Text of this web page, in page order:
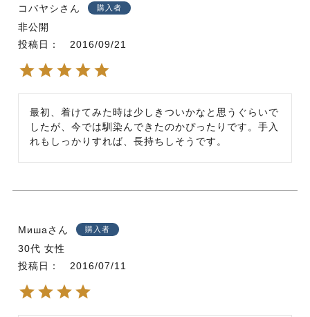
コバヤシ 購入者
非公開
投稿日
2016/09/21
最初、着けてみた時は少しきついかなと思うぐらいで
したが、今では馴染んできたのかぴったりです。手入
れもしっかりすれば、長持ちしそうです。
Миша 購入者
30代 女性
投稿日
2016/07/11